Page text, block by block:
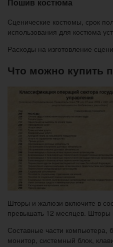
Пошив костюма
Сценические костюмы, срок
использования для костюма
Расходы на изготовление
Что можно купить
Шторы и жалюзи включите в
превышать 12 месяцев. Шторы
Составные части компьютера,
монитор, системный блок,